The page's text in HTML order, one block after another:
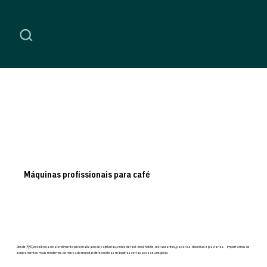
Máquinas profissionais para café
Desde 1997, excelência no atendimento personalizado de cafeterias, redes de fast-food, hotéis, restaurantes, padarias, docerias e pizzarias. Importamos os
equipamentos mais modernos do mercado mundial oferecendo as máquinas certas para seu negócio.